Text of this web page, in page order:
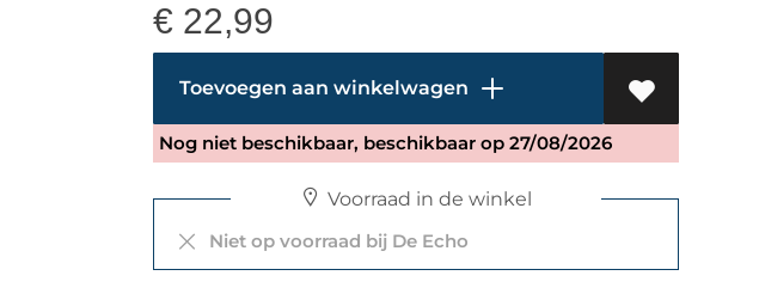
€ 22,99
Toevoegen aan winkelwagen
Nog niet beschikbaar, beschikbaar op 27/08/2026
Voorraad in de winkel
Niet op voorraad bij De Echo